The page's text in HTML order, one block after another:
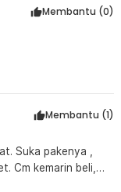
Membantu (0)
Membantu (1)
Suka pakenya ,
Cm kemarin beli,